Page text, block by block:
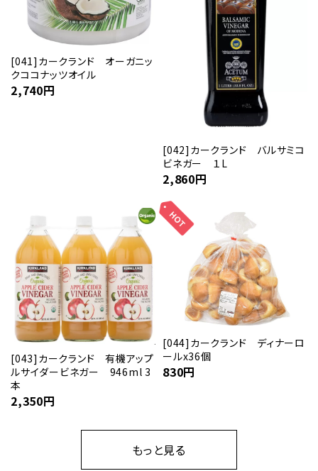
[041]カークランド オーガニッ
クココナッツオイル
2,740円
[042]カークランド バルサミコ
ビネガー １L
2,860円
[043]カークランド 有機アップ
ルサイダービネガー 946ml 3
本
2,350円
[044]カークランド ディナーロ
ールx36個
830円
もっと見る